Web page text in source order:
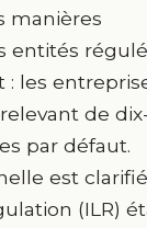
manières
entités
: les
de
par défaut.
est
(ILR)